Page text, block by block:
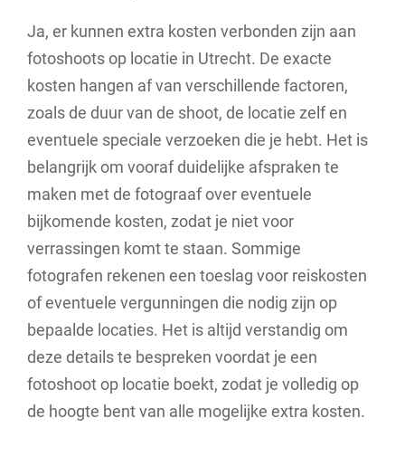
Ja, er kunnen extra kosten verbonden zijn aan
fotoshoots op locatie in Utrecht. De exacte
kosten hangen af van verschillende factoren,
zoals de duur van de shoot, de locatie zelf en
eventuele speciale verzoeken die je hebt. Het is
belangrijk om vooraf duidelijke afspraken te
maken met de fotograaf over eventuele
bijkomende kosten, zodat je niet voor
verrassingen komt te staan. Sommige
fotografen rekenen een toeslag voor reiskosten
of eventuele vergunningen die nodig zijn op
bepaalde locaties. Het is altijd verstandig om
deze details te bespreken voordat je een
fotoshoot op locatie boekt, zodat je volledig op
de hoogte bent van alle mogelijke extra kosten.